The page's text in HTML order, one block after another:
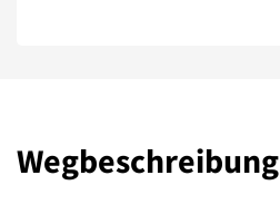
Wegbeschreibung